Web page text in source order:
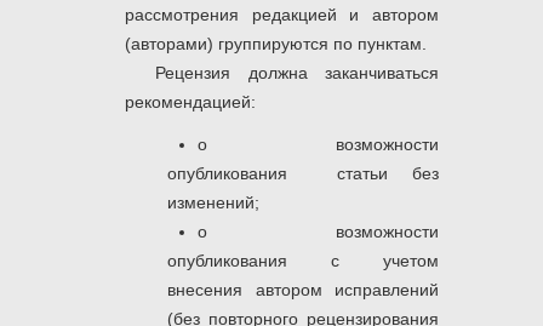
рассмотрения редакцией и автором
(авторами) группируются по пунктам.
Рецензия должна заканчиваться
рекомендацией:
о возможности
опубликования статьи без
изменений;
о возможности
опубликования с учетом
внесения автором исправлений
(без повторного рецензирования